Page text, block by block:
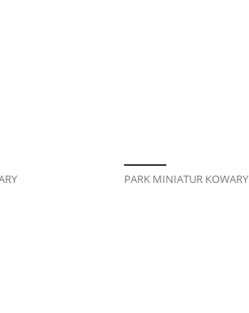
PARK MINIATUR KOWARY